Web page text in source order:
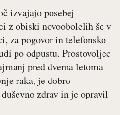
izvajajo posebej
z obiski novoobolelih še v
za pogovor in telefonsko
po odpustu. Prostovoljec
pred dvema letoma
raka, je dobro
zdrav in je opravil